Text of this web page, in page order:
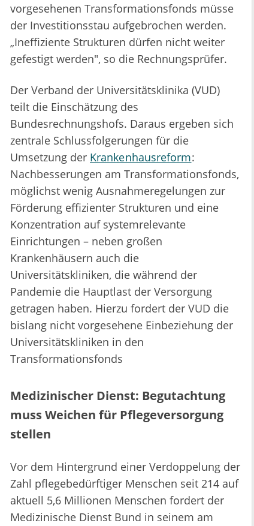
vorgesehenen Transformationsfonds müsse
der Investitionsstau aufgebrochen werden.
„Ineffiziente Strukturen dürfen nicht weiter
gefestigt werden", so die Rechnungsprüfer.
Der Verband der Universitätsklinika (VUD)
teilt die Einschätzung des
Bundesrechnungshofs. Daraus ergeben sich
zentrale Schlussfolgerungen für die
Umsetzung der Krankenhausreform:
Nachbesserungen am Transformationsfonds,
möglichst wenig Ausnahmeregelungen zur
Förderung effizienter Strukturen und eine
Konzentration auf systemrelevante
Einrichtungen – neben großen
Krankenhäusern auch die
Universitätskliniken, die während der
Pandemie die Hauptlast der Versorgung
getragen haben. Hierzu fordert der VUD die
bislang nicht vorgesehene Einbeziehung der
Universitätskliniken in den
Transformationsfonds
Medizinischer Dienst: Begutachtung
muss Weichen für Pflegeversorgung
stellen
Vor dem Hintergrund einer Verdoppelung der
Zahl pflegebedürftiger Menschen seit 214 auf
aktuell 5,6 Millionen Menschen fordert der
Medizinische Dienst Bund in seinem am